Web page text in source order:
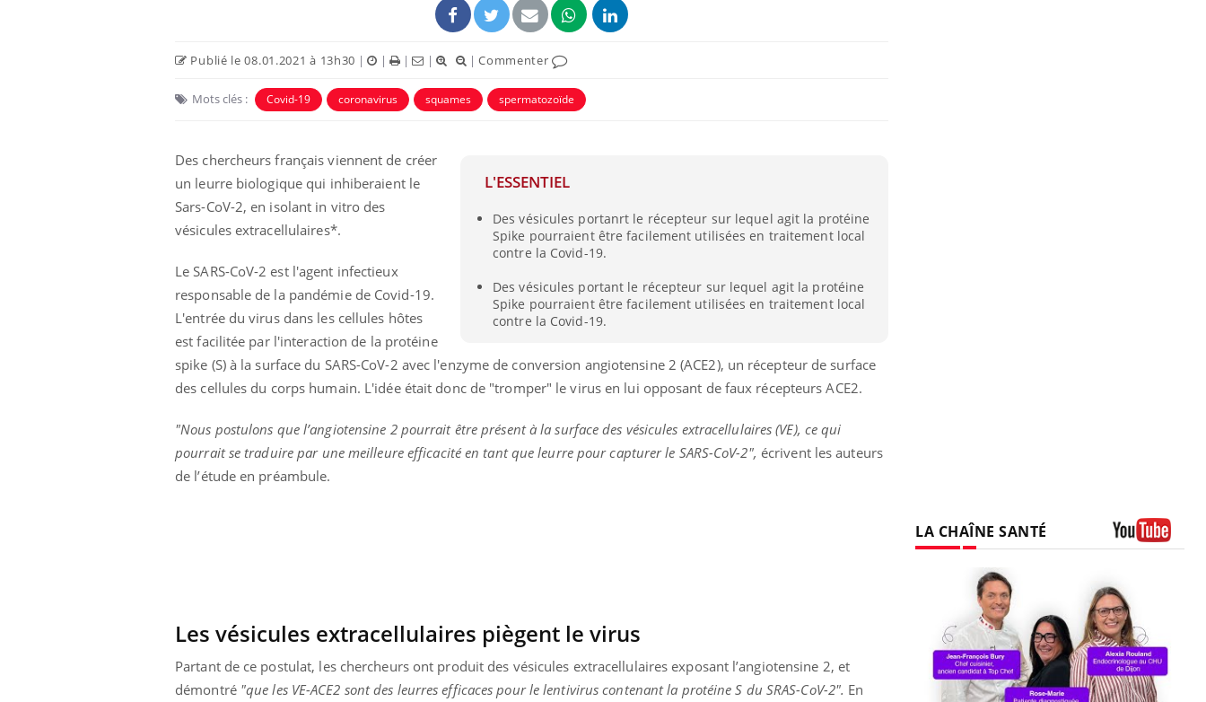
Publié le 08.01.2021 à 13h30 | | | | |Commenter
Mots clés : Covid-19 coronavirus squames spermatozoïde
L'ESSENTIEL
Des vésicules portanrt le récepteur sur lequel agit la protéine
Spike pourraient être facilement utilisées en traitement local
contre la Covid-19.
Des vésicules portant le récepteur sur lequel agit la protéine
Spike pourraient être facilement utilisées en traitement local
contre la Covid-19.
Des chercheurs français viennent de créer
un leurre biologique qui inhiberaient le
Sars-CoV-2, en isolant in vitro des
vésicules extracellulaires*.
Le SARS-CoV-2 est l'agent infectieux
responsable de la pandémie de Covid-19.
L'entrée du virus dans les cellules hôtes
est facilitée par l'interaction de la protéine
spike (S) à la surface du SARS-CoV-2 avec l'enzyme de conversion angiotensine 2 (ACE2), un récepteur de surface
des cellules du corps humain. L'idée était donc de "tromper" le virus en lui opposant de faux récepteurs ACE2.
"Nous postulons que l’angiotensine 2 pourrait être présent à la surface des vésicules extracellulaires (VE), ce qui
pourrait se traduire par une meilleure efficacité en tant que leurre pour capturer le SARS-CoV-2", écrivent les auteurs
de l’étude en préambule.
Les vésicules extracellulaires piègent le virus
Partant de ce postulat, les chercheurs ont produit des vésicules extracellulaires exposant l’angiotensine 2, et
démontré "que les VE-ACE2 sont des leurres efficaces pour le lentivirus contenant la protéine S du SRAS-CoV-2". En
LA CHAÎNE SANTÉ